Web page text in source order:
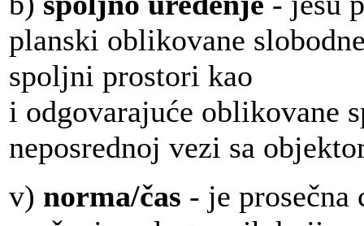
planski oblikovane
spoljni prostori kao
i odgovarajuće oblikovane
neposrednoj vezi sa
v) norma/čas - je prosečna